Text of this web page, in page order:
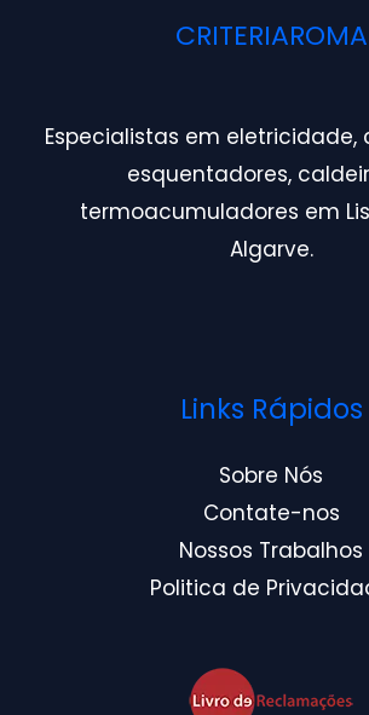
CRITERIAROMA
Especialistas em eletricidade,
esquentadores,
termoacumuladores em
Algarve.
Links Rápidos
Sobre Nós
Contate-nos
Nossos Trabalhos
Politica de